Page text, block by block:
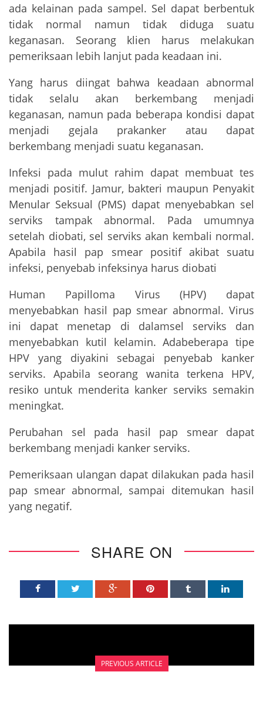
ada kelainan pada sampel. Sel dapat berbentuk
tidak normal namun tidak diduga suatu
keganasan. Seorang klien harus melakukan
pemeriksaan lebih lanjut pada keadaan ini.
Yang harus diingat bahwa keadaan abnormal
tidak selalu akan berkembang menjadi
keganasan, namun pada beberapa kondisi dapat
menjadi gejala prakanker atau dapat
berkembang menjadi suatu keganasan.
Infeksi pada mulut rahim dapat membuat tes
menjadi positif. Jamur, bakteri maupun Penyakit
Menular Seksual (PMS) dapat menyebabkan sel
serviks tampak abnormal. Pada umumnya
setelah diobati, sel serviks akan kembali normal.
Apabila hasil pap smear positif akibat suatu
infeksi, penyebab infeksinya harus diobati
Human Papilloma Virus (HPV) dapat
menyebabkan hasil pap smear abnormal. Virus
ini dapat menetap di dalamsel serviks dan
menyebabkan kutil kelamin. Adabeberapa tipe
HPV yang diyakini sebagai penyebab kanker
serviks. Apabila seorang wanita terkena HPV,
resiko untuk menderita kanker serviks semakin
meningkat.
Perubahan sel pada hasil pap smear dapat
berkembang menjadi kanker serviks.
Pemeriksaan ulangan dapat dilakukan pada hasil
pap smear abnormal, sampai ditemukan hasil
yang negatif.
SHARE ON
PREVIOUS ARTICLE